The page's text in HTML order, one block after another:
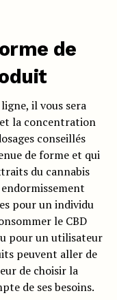
de
il vous sera
la concentration
conseillés
de forme et qui
du cannabis
pour un individu
le CBD
pour un utilisateur
peuvent aller de
de choisir la
de ses besoins.